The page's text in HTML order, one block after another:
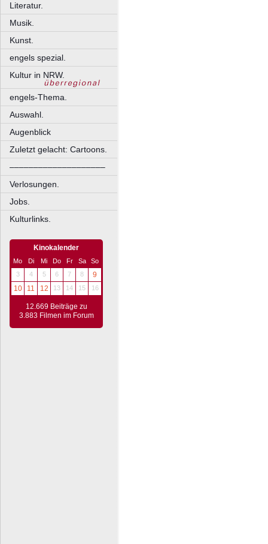
Literatur.
Musik.
Kunst.
engels spezial.
Kultur in NRW.
engels-Thema.
Auswahl.
Augenblick
Zuletzt gelacht: Cartoons.
––––––––––––––––––––
Verlosungen.
Jobs.
Kulturlinks.
Kinokalender
Mo Di Mi Do Fr Sa
So
3
4 5 6 7 8
9
10
11 12 13 14 15 16
12.669 Beiträge zu
3.883 Filmen im Forum